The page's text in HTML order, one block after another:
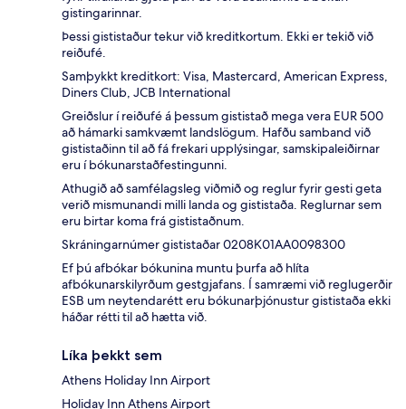
gistingarinnar.
Þessi gististaður tekur við kreditkortum. Ekki er tekið við
reiðufé.
Samþykkt kreditkort: Visa, Mastercard, American Express,
Diners Club, JCB International
Greiðslur í reiðufé á þessum gististað mega vera EUR 500
að hámarki samkvæmt landslögum. Hafðu samband við
gististaðinn til að fá frekari upplýsingar, samskipaleiðirnar
eru í bókunarstaðfestingunni.
Athugið að samfélagsleg viðmið og reglur fyrir gesti geta
verið mismunandi milli landa og gististaða. Reglurnar sem
eru birtar koma frá gististaðnum.
Skráningarnúmer gististaðar 0208Κ01AA0098300
Ef þú afbókar bókunina muntu þurfa að hlíta
afbókunarskilyrðum gestgjafans. Í samræmi við reglugerðir
ESB um neytendarétt eru bókunarþjónustur gististaða ekki
háðar rétti til að hætta við.
Líka þekkt sem
Athens Holiday Inn Airport
Holiday Inn Athens Airport